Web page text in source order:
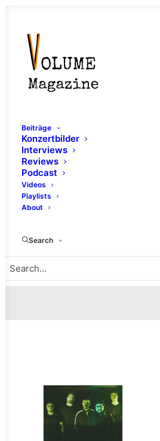
Beiträge
Konzertbilder
Interviews
Reviews
Podcast
Videos
Playlists
About
Search